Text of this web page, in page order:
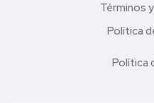
Términos
Política
Política